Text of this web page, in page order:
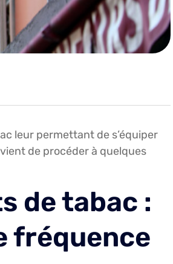
leur permettant de s’équiper
de procéder à quelques
de tabac :
fréquence